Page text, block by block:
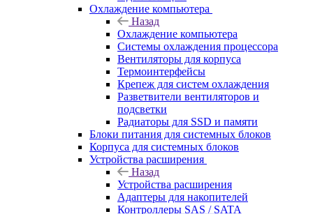
Охлаждение компьютера
Назад
Охлаждение компьютера
Системы охлаждения процессора
Вентиляторы для корпуса
Термоинтерфейсы
Крепеж для систем охлаждения
Разветвители вентиляторов и
подсветки
Радиаторы для SSD и памяти
Блоки питания для системных блоков
Корпуса для системных блоков
Устройства расширения
Назад
Устройства расширения
Адаптеры для накопителей
Контроллеры SAS / SATA